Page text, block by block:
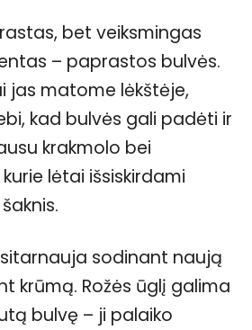
bet veiksmingas
– paprastos bulvės.
jas matome lėkštėje,
kad bulvės gali padėti ir
krakmolo bei
lėtai išsiskirdami
sodinant naują
krūmą. Rožės ūglį galima
bulvę – ji palaiko